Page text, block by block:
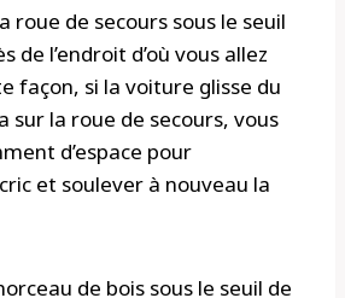
roue de secours sous le seuil
de l’endroit d’où vous allez
façon, si la voiture glisse du
sur la roue de secours, vous
d’espace pour
et soulever à nouveau la
de bois sous le seuil de